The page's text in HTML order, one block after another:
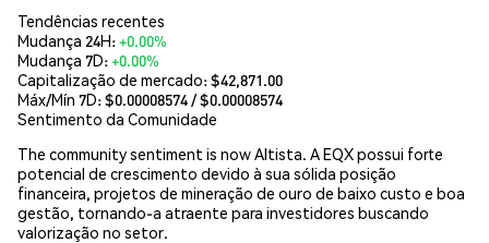
Tendências recentes
Mudança 24H:+0.00%
Mudança 7D:+0.00%
Capitalização de mercado:$42,871.00
Máx/Mín 7D: $0.00008574/ $0.00008574
Sentimento da Comunidade
The community sentiment is now Altista. A EQX possui forte
potencial de crescimento devido à sua sólida posição
financeira, projetos de mineração de ouro de baixo custo e boa
gestão, tornando-a atraente para investidores buscando
valorização no setor.